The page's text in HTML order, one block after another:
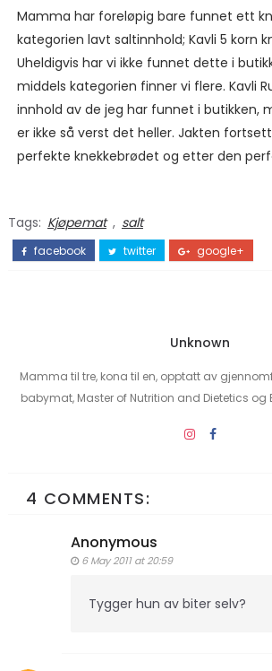
Mamma har foreløpig bare funnet ett
kategorien lavt saltinnhold; Kavli 5 korn
Uheldigvis har vi ikke funnet dette i
middels kategorien finner vi flere. Kavli
innhold av de jeg har funnet i butikken,
er ikke så verst det heller. Jakten
perfekte knekkebrødet og etter den
Tags: Kjøpemat , salt
facebook twitter google+
Unknown
Mamma til tre, kona til en, opptatt av
babymat, Master of Nutrition and Dietetics og
4 COMMENTS:
Anonymous
6 May 2011 at 20:59
Tygger hun av biter selv?